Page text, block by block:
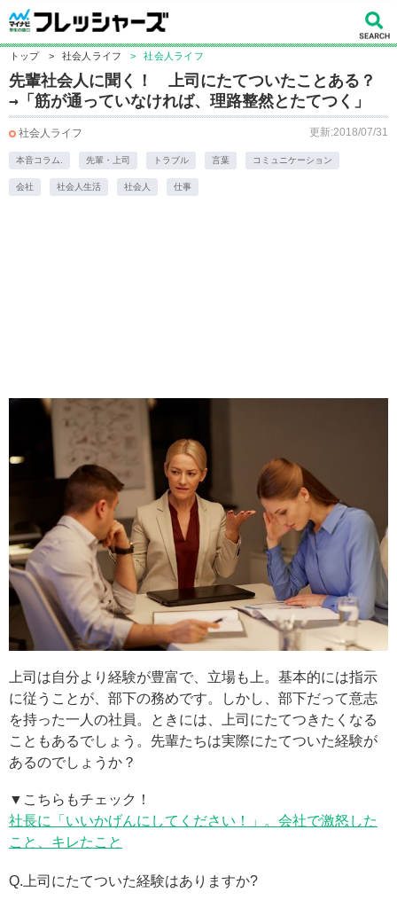
トップ > 社会人ライフ > 社会人ライフ
先輩社会人に聞く！ 上司にたてついたことある？
→「筋が通っていなければ、理路整然とたてつく」
社会人ライフ 更新:2018/07/31
本音コラム. 先輩・上司 トラブル 言葉 コミュニケーション
会社 社会人生活 社会人 仕事
上司は自分より経験が豊富で、立場も上。基本的には指示
に従うことが、部下の務めです。しかし、部下だって意志
を持った一人の社員。ときには、上司にたてつきたくなる
こともあるでしょう。先輩たちは実際にたてついた経験が
あるのでしょうか？
▼こちらもチェック！
社長に「いいかげんにしてください！」。会社で激怒した
こと、キレたこと
Q.上司にたてついた経験はありますか?